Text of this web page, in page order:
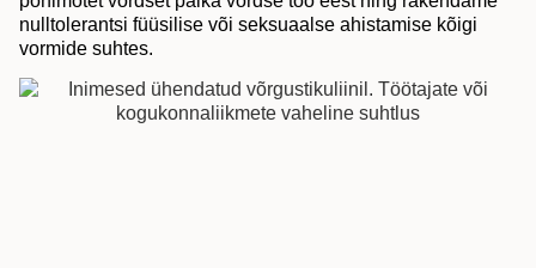
nulltolerantsi füüsilise või seksuaalse ahistamise kõigi
vormide suhtes.